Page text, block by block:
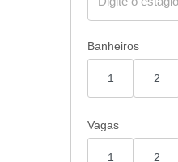
Banheiros
1 2
Vagas
1 2